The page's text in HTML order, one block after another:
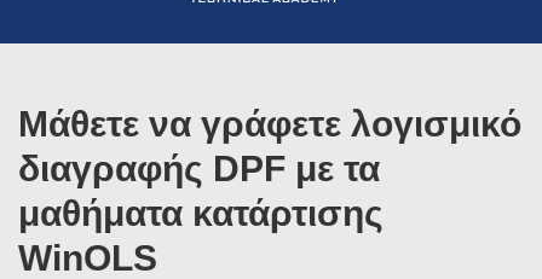
Μάθετε να γράφετε λογισμικό
διαγραφής DPF με τα
μαθήματα κατάρτισης
WinOLS